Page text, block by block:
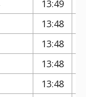
13:49
13:48
13:48
13:48
13:48